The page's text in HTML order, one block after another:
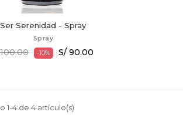
Ser Serenidad - Spray
Spray
-10% S/ 90.00
1-4 de 4 artículo(s)